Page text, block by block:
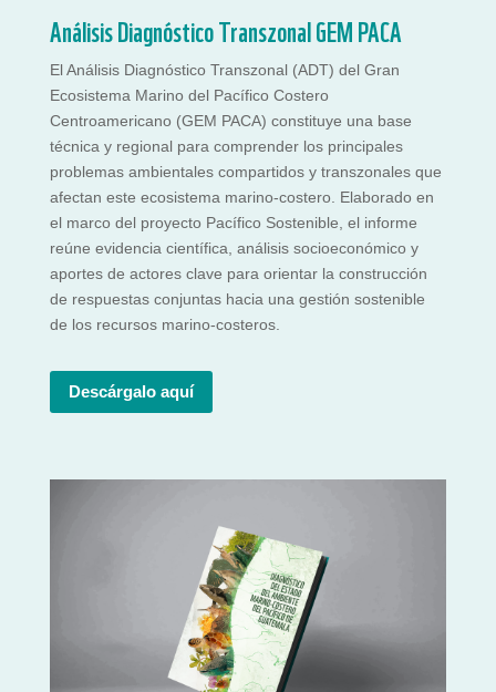
Análisis Diagnóstico Transzonal GEM PACA
El Análisis Diagnóstico Transzonal (ADT) del Gran
Ecosistema Marino del Pacífico Costero
Centroamericano (GEM PACA) constituye una base
técnica y regional para comprender los principales
problemas ambientales compartidos y transzonales que
afectan este ecosistema marino-costero. Elaborado en
el marco del proyecto Pacífico Sostenible, el informe
reúne evidencia científica, análisis socioeconómico y
aportes de actores clave para orientar la construcción
de respuestas conjuntas hacia una gestión sostenible
de los recursos marino-costeros.
Descárgalo aquí